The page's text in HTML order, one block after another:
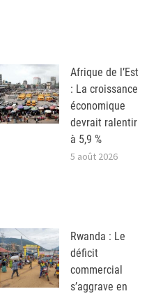
Afrique de l’Est
: La croissance
économique
devrait ralentir
à 5,9 %
5 août 2026
Rwanda : Le
déficit
commercial
s’aggrave en